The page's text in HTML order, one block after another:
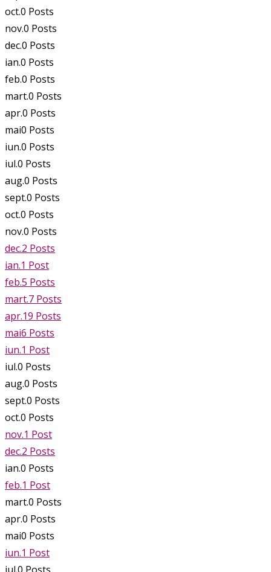
oct.0 Posts
nov.0 Posts
dec.0 Posts
ian.0 Posts
feb.0 Posts
mart.0 Posts
apr.0 Posts
mai0 Posts
iun.0 Posts
iul.0 Posts
aug.0 Posts
sept.0 Posts
oct.0 Posts
nov.0 Posts
dec.2 Posts
ian.1 Post
feb.5 Posts
mart.7 Posts
apr.19 Posts
mai6 Posts
iun.1 Post
iul.0 Posts
aug.0 Posts
sept.0 Posts
oct.0 Posts
nov.1 Post
dec.2 Posts
ian.0 Posts
feb.1 Post
mart.0 Posts
apr.0 Posts
mai0 Posts
iun.1 Post